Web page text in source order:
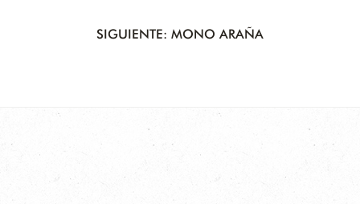
SIGUIENTE: MONO ARAÑA